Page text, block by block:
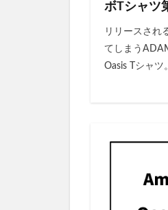
ボTシャツ
リリースされ
てしまう
Oasis Tシャツ